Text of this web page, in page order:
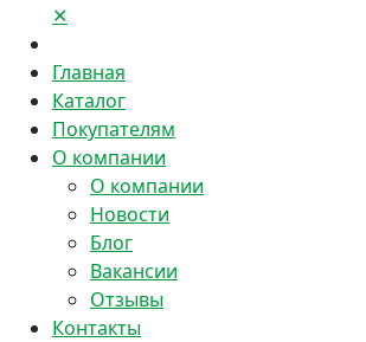
✕
Главная
Каталог
Покупателям
О компании
О компании
Новости
Блог
Вакансии
Отзывы
Контакты